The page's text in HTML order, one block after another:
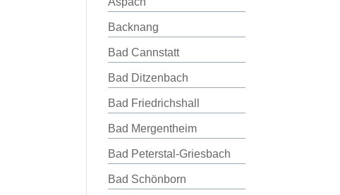
Backnang
Bad Cannstatt
Bad Ditzenbach
Bad Friedrichshall
Bad Mergentheim
Bad Peterstal-Griesbach
Bad Schönborn